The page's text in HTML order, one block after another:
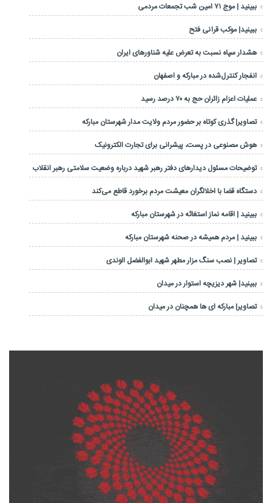
ببینید | موج ۷۱ امین شب تجمعات مردمی
ببینید| موکب قرآنی فتح
هشدار سپاه نسبت به تعرض علیه شناورهای ایران
انفجار کنترل‌شده در مبارکه و اصفهان
عملیات اعزام زائران حج به ۷۰ درصد رسید
تصاویر| گذری کوتاه بر حضور مردم ولایت مدار شهرستان مبارکه
هوش مصنوعی در پست، پیشرانی برای تجارت الکترونیک
توضیحات مسئول دیدارهای دفتر رهبر شهید درباره وضعیت سلامتی رهبر انقلاب
دستگاه قضا با اخلالگران معیشت مردم برخورد قاطع می‌کند
ببینید | اقامه نماز استغاثه در شهرستان مبارکه
ببینید | مردم همیشه در صحنه شهرستان مبارکه
تصاویر | نصب سنگ مزار مطهر شهید ابوالفضل الوندی
ببینید| شهر دیزیچه استوار در میدان
تصاویر| مبارکه ای ها همچنان در میدان